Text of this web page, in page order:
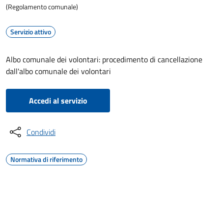
(Regolamento comunale)
Servizio attivo
Albo comunale dei volontari: procedimento di cancellazione
dall'albo comunale dei volontari
Accedi al servizio
Condividi
Normativa di riferimento